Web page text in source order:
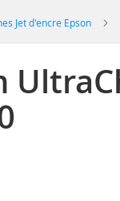
Jet d'encre Epson